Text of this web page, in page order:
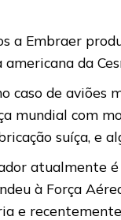
a Embraer
da
caso de
mundial com
suíça, e
atualmente
à Força
e